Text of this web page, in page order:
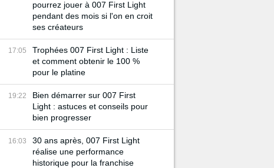
pourrez jouer à 007 First Light
pendant des mois si l'on en croit
ses créateurs
17:05
Trophées 007 First Light : Liste
et comment obtenir le 100 %
pour le platine
19:22
Bien démarrer sur 007 First
Light : astuces et conseils pour
bien progresser
16:03
30 ans après, 007 First Light
réalise une performance
historique pour la franchise